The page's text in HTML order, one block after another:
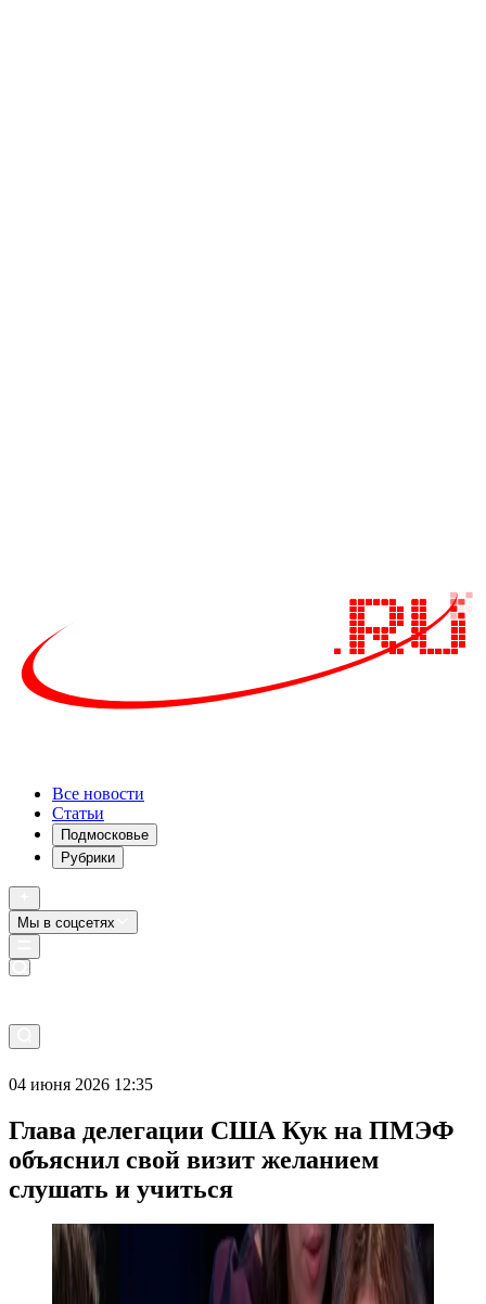
Все новости
Статьи
Подмосковье
Рубрики
Мы в соцсетях
04 июня 2026 12:35
Глава делегации США Кук на ПМЭФ
объяснил свой визит желанием
слушать и учиться